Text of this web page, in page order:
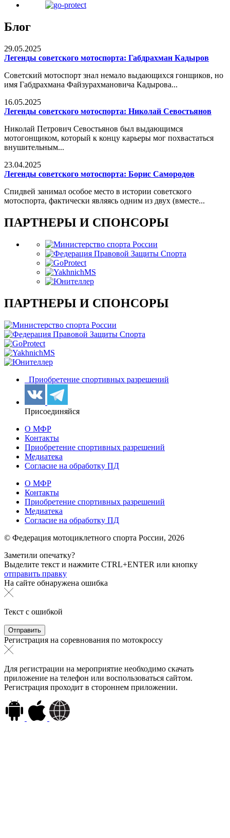
Блог
29.05.2025
Легенды советского мотоспорта: Габдрахман Кадыров
Советский мотоспорт знал немало выдающихся гонщиков, но
имя Габдрахмана Файзурахмановича Кадырова...
16.05.2025
Легенды советского мотоспорта: Николай Севостьянов
Николай Петрович Севостьянов был выдающимся
мотогонщиком, который к концу карьеры мог похвастаться
внушительным...
23.04.2025
Легенды советского мотоспорта: Борис Самородов
Спидвей занимал особое место в истории советского
мотоспорта, фактически являясь одним из двух (вместе...
ПАРТНЕРЫ И СПОНСОРЫ
ПАРТНЕРЫ И СПОНСОРЫ
Приобретение спортивных разрешений
Присоединяйся
О МФР
Контакты
Приобретение спортивных разрешений
Медиатека
Согласие на обработку ПД
О МФР
Контакты
Приобретение спортивных разрешений
Медиатека
Согласие на обработку ПД
© Федерация мотоциклетного спорта России, 2026
Заметили опечатку?
Выделите текст и нажмите CTRL+ENTER или кнопку
отправить правку
На сайте обнаружена ошибка
Текст с ошибкой
Регистрация на соревнования по мотокроссу
Для регистрации на мероприятие необходимо скачать
приложение на телефон или воспользоваться сайтом.
Регистрация проходит в стороннем приложении.